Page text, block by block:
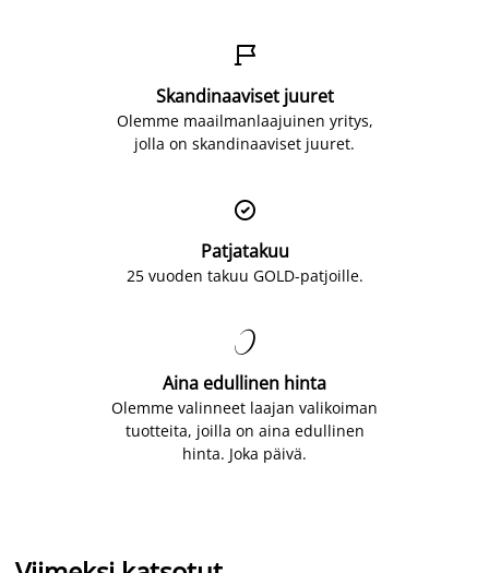

Skandinaaviset juuret
Olemme maailmanlaajuinen yritys,
jolla on skandinaaviset juuret.

Patjatakuu
25 vuoden takuu GOLD-patjoille.

Aina edullinen hinta
Olemme valinneet laajan valikoiman
tuotteita, joilla on aina edullinen
hinta. Joka päivä.